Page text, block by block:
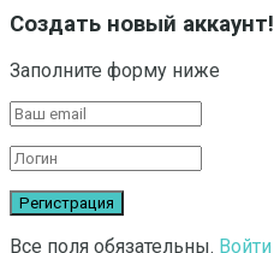
Создать новый аккаунт!
Заполните форму ниже
Все поля обязательны. Войти